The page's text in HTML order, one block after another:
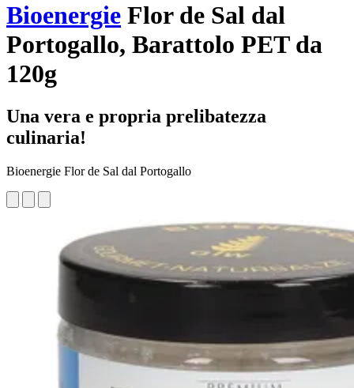
Bioenergie Flor de Sal dal
Portogallo, Barattolo PET da
120g
Una vera e propria prelibatezza
culinaria!
Bioenergie Flor de Sal dal Portogallo